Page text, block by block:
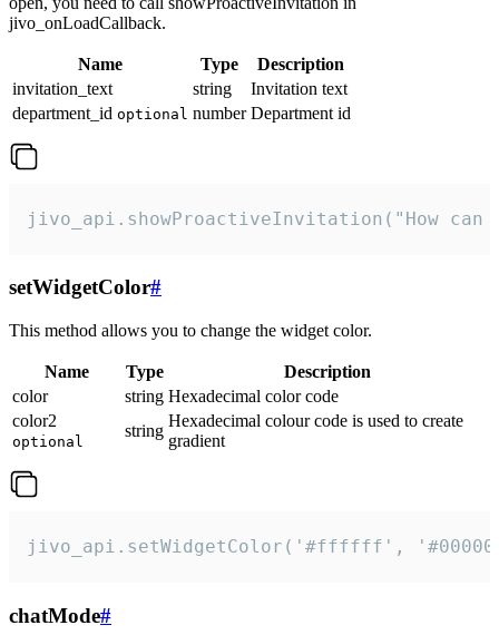
jivo_onLoadCallback.
Name Type
Description
invitation_text
string
Invitation text
department_id optional number Department id
jivo_api.showProactiveInvitation("How
setWidgetColor#
This method allows you to change the widget color.
Name Type
Description
color
string Hexadecimal color code
color2
optional
string
Hexadecimal colour code is used to create
gradient
jivo_api.setWidgetColor('#ffffff',
chatMode#